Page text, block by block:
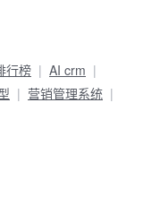
行榜
AI crm
营销管理系统